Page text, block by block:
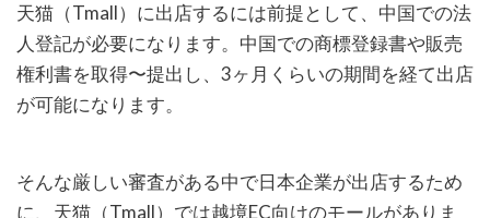
天猫（Tmall）に出店するには前提として、中国での法
人登記が必要になります。中国での商標登録書や販売
権利書を取得〜提出し、3ヶ月くらいの期間を経て出店
が可能になります。
そんな厳しい審査がある中で日本企業が出店するため
に、天猫（Tmall）では越境EC向けのモールがありま